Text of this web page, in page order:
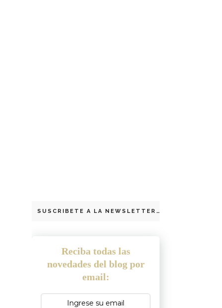
SUSCRIBETE A LA NEWSLETTER
Reciba todas las
novedades del blog por
email: